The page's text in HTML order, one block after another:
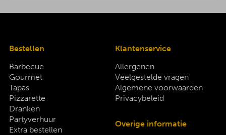
Bestellen
Barbecue
Gourmet
Tapas
Pizzarette
Dranken
Partyverhuur
Extra bestellen
Klantenservice
Allergenen
Veelgestelde vragen
Algemene voorwaarden
Privacybeleid
Overige informatie